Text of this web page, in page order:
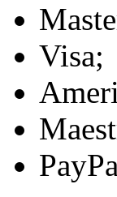
Visa;